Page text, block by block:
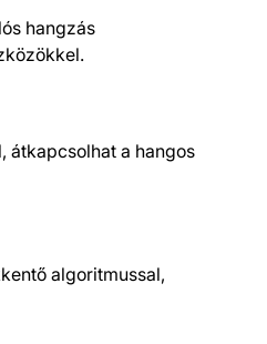
hangzás
átkapcsolhat a hangos
algoritmussal,